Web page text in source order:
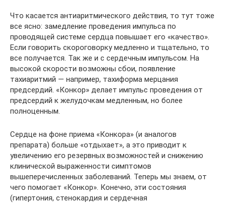
Что касается антиаритмического действия, то тут тоже
все ясно: замедление проведения импульса по
проводящей системе сердца повышает его «качество».
Если говорить скороговорку медленно и тщательно, то
все получается. Так же и с сердечным импульсом. На
высокой скорости возможны сбои, появление
тахиаритмий — например, тахиформа мерцания
предсердий. «Конкор» делает импульс проведения от
предсердий к желудочкам медленным, но более
полноценным.
Сердце на фоне приема «Конкора» (и аналогов
препарата) больше «отдыхает», а это приводит к
увеличению его резервных возможностей и снижению
клинической выраженности симптомов
вышеперечисленных заболеваний. Теперь мы знаем, от
чего помогает «Конкор». Конечно, эти состояния
(гипертония, стенокардия и сердечная